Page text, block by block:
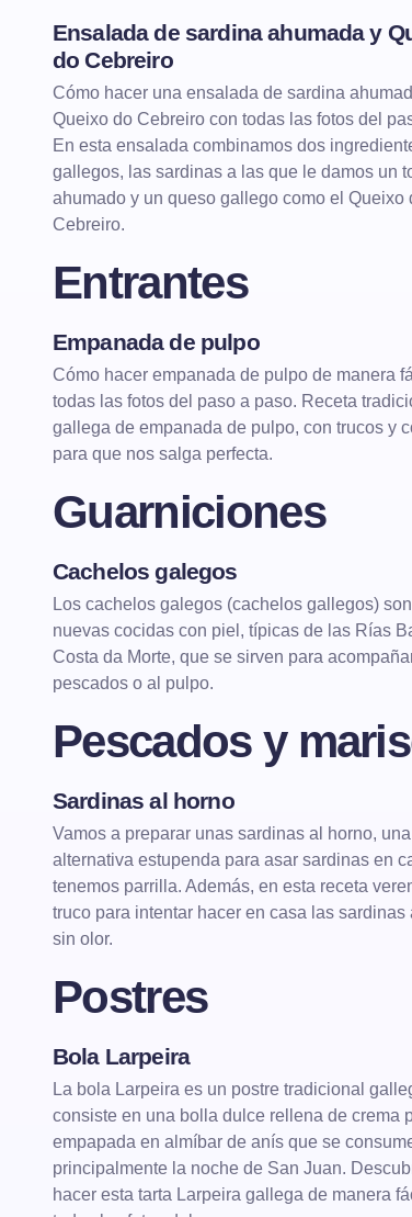
ENSALADAS
Ensalada de sardina ahumada y
do Cebreiro
Cómo hacer una ensalada de sardina
Queixo do Cebreiro con todas las fotos del
En esta ensalada combinamos dos
gallegos, las sardinas a las que le damos un
ahumado y un queso gallego como el Queixo
Cebreiro.
Entrantes
Empanada de pulpo
Cómo hacer empanada de pulpo de manera
todas las fotos del paso a paso. Receta
gallega de empanada de pulpo, con trucos y
para que nos salga perfecta.
Guarniciones
Cachelos galegos
Los cachelos galegos (cachelos gallegos)
nuevas cocidas con piel, típicas de las Rías
Costa da Morte, que se sirven para
pescados o al pulpo.
Pescados y
PESCADOS AL HORNO
Sardinas al horno
Vamos a preparar unas sardinas al horno, una
alternativa estupenda para asar sardinas en
tenemos parrilla. Además, en esta receta
truco para intentar hacer en casa las sardinas
sin olor.
Postres
Bola Larpeira
La bola Larpeira es un postre tradicional
consiste en una bolla dulce rellena de crema
empapada en almíbar de anís que se
principalmente la noche de San Juan.
hacer esta tarta Larpeira gallega de manera